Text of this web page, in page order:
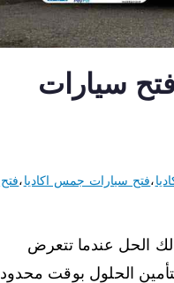
اقفال سيارات جمس اكاديا 99337565 فتح سيارات
،فتح سيارات جمس اكاديا،فتح
الحل عندما تتعرض
الحلول بوقت محدود